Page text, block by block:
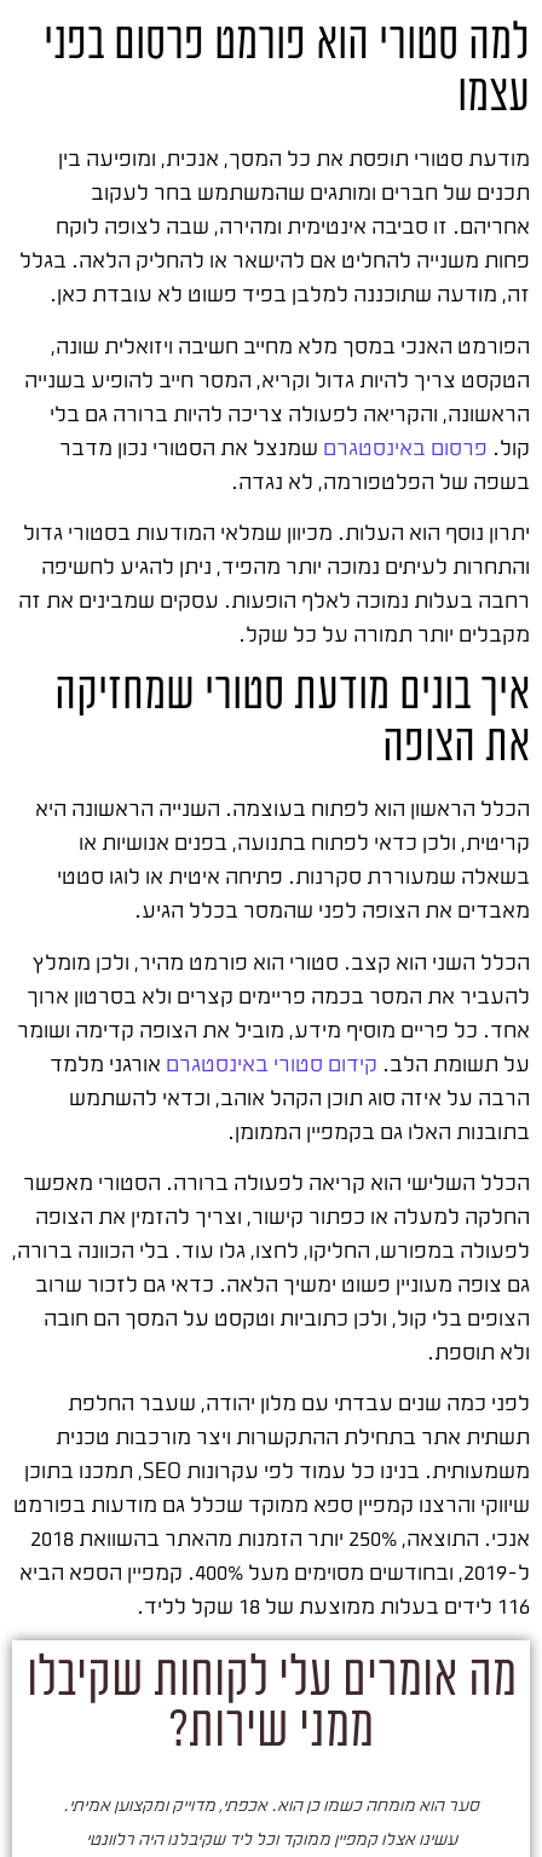
למה סטורי הוא פורמט פרסום בפני
עצמו
מודעת סטורי תופסת את כל המסך, אנכית, ומופיעה בין
תכנים של חברים ומותגים שהמשתמש בחר לעקוב
אחריהם. זו סביבה אינטימית ומהירה, שבה לצופה לוקח
פחות משנייה להחליט אם להישאר או להחליק הלאה. בגלל
זה, מודעה שתוכננה למלבן בפיד פשוט לא עובדת כאן.
הפורמט האנכי במסך מלא מחייב חשיבה ויזואלית שונה,
הטקסט צריך להיות גדול וקריא, המסר חייב להופיע בשנייה
הראשונה, והקריאה לפעולה צריכה להיות ברורה גם בלי
קול. פרסום באינסטגרם שמנצל את הסטורי נכון מדבר
בשפה של הפלטפורמה, לא נגדה.
יתרון נוסף הוא העלות. מכיוון שמלאי המודעות בסטורי גדול
והתחרות לעיתים נמוכה יותר מהפיד, ניתן להגיע לחשיפה
רחבה בעלות נמוכה לאלף הופעות. עסקים שמבינים את זה
מקבלים יותר תמורה על כל שקל.
איך בונים מודעת סטורי שמחזיקה
את הצופה
הכלל הראשון הוא לפתוח בעוצמה. השנייה הראשונה היא
קריטית, ולכן כדאי לפתוח בתנועה, בפנים אנושיות או
בשאלה שמעוררת סקרנות. פתיחה איטית או לוגו סטטי
מאבדים את הצופה לפני שהמסר בכלל הגיע.
הכלל השני הוא קצב. סטורי הוא פורמט מהיר, ולכן מומלץ
להעביר את המסר בכמה פריימים קצרים ולא בסרטון ארוך
אחד. כל פריים מוסיף מידע, מוביל את הצופה קדימה ושומר
על תשומת הלב. קידום סטורי באינסטגרם אורגני מלמד
הרבה על איזה סוג תוכן הקהל אוהב, וכדאי להשתמש
בתובנות האלו גם בקמפיין הממומן.
הכלל השלישי הוא קריאה לפעולה ברורה. הסטורי מאפשר
החלקה למעלה או כפתור קישור, וצריך להזמין את הצופה
לפעולה במפורש, החליקו, לחצו, גלו עוד. בלי הכוונה ברורה,
גם צופה מעוניין פשוט ימשיך הלאה. כדאי גם לזכור שרוב
הצופים בלי קול, ולכן כתוביות וטקסט על המסך הם חובה
ולא תוספת.
לפני כמה שנים עבדתי עם מלון יהודה, שעבר החלפת
תשתית אתר בתחילת ההתקשרות ויצר מורכבות טכנית
משמעותית. בנינו כל עמוד לפי עקרונות SEO, תמכנו בתוכן
שיווקי והרצנו קמפיין ספא ממוקד שכלל גם מודעות בפורמט
אנכי. התוצאה, 250% יותר הזמנות מהאתר בהשוואת 2018
ל-2019, ובחודשים מסוימים מעל 400%. קמפיין הספא הביא
116 לידים בעלות ממוצעת של 18 שקל לליד.
מה אומרים עלי לקוחות שקיבלו
ממני שירות?
סער הוא מומחה כשמו כן הוא. אכפתי, מדוייק ומקצוען אמיתי.
עשינו אצלו קמפיין ממוקד וכל ליד שקיבלנו היה רלוונטי